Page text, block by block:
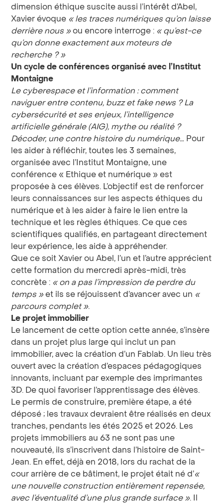
dimension éthique suscite aussi l’intérêt d’Abel,
Xavier évoque « les traces numériques qu’on laisse
derrière nous »ou encore interroge : « qu’est-ce
qu’on donne exactement aux moteurs de
recherche ? »
Un cycle de conférences organisé avec l’Institut
Montaigne
Le cyberespace et l’information : comment
naviguer entre contenu, buzz et fake news ? La
cybersécurité et ses enjeux, l’intelligence
artificielle générale (AIG), mythe ou réalité ?
Décoder, une contre histoire du numérique… Pour
les aider à réfléchir, toutes les 3 semaines,
organisée avec l’Institut Montaigne, une
conférence « Ethique et numérique » est
proposée à ces élèves. L’objectif est de renforcer
leurs connaissances sur les aspects éthiques du
numérique et à les aider à faire le lien entre la
technique et les règles éthiques. Ce que ces
scientifiques qualifiés, en partageant directement
leur expérience, les aide à appréhender.
Que ce soit Xavier ou Abel, l’un et l’autre apprécient
cette formation du mercredi après-midi, très
concrète : « on a pas l’impression de perdre du
temps »et ils se réjouissent d’avancer avec un «
parcours complet ».
Le projet immobilier
Le lancement de cette option cette année, s’insère
dans un projet plus large qui inclut un pan
immobilier, avec la création d’un Fablab. Un lieu très
ouvert avec la création d’espaces pédagogiques
innovants, incluant par exemple des imprimantes
3D. De quoi favoriser l’apprentissage des élèves.
Le permis de construire, première étape, a été
déposé ; les travaux devraient être réalisés en deux
tranches, pendants les étés 2025 et 2026. Les
projets immobiliers au 63 ne sont pas une
nouveauté, ils s’inscrivent dans l’histoire de Saint-
Jean. En effet, déjà en 2018, lors du rachat de la
cour arrière de ce bâtiment, le projet était né d’«
une nouvelle construction entièrement repensée,
avec l’éventualité d’une plus grande surface ». Il